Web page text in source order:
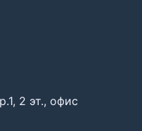
2 эт., офис